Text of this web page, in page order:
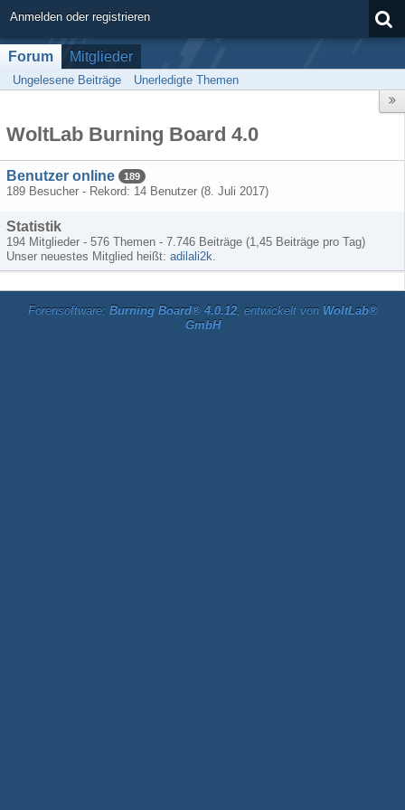
Anmelden oder registrieren
Forum Mitglieder
Ungelesene Beiträge Unerledigte Themen
WoltLab Burning Board 4.0
Benutzer online 189
189 Besucher - Rekord: 14 Benutzer (8. Juli 2017)
Statistik
194 Mitglieder - 576 Themen - 7.746 Beiträge (1,45 Beiträge pro Tag)
Unser neuestes Mitglied heißt: adilali2k.
Forensoftware: Burning Board® 4.0.12, entwickelt von WoltLab®
GmbH